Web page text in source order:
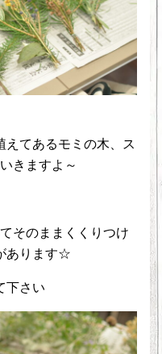
えてあるモミの木、ス
きますよ～
そのままくくりつけ
あります☆
下さい